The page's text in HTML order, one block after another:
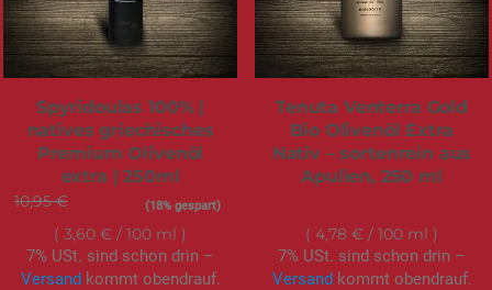
Spyridoulas 100% |
natives griechisches
Premium Olivenöl
extra | 250ml
10,95 € Sonderangebot(18% gespart)
3,60 € / 100 ml
7% USt. sind schon drin –
Versandkommt obendrauf.
Tenuta Venterra Gold
Bio Olivenöl Extra
Nativ – sortenrein aus
Apulien, 250 ml
4,78 € / 100 ml
7% USt. sind schon drin –
Versandkommt obendrauf.